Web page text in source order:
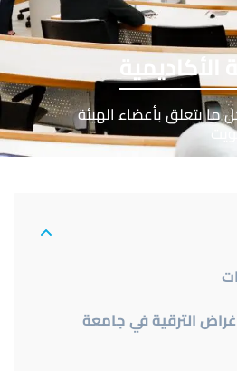
الأكاديمية
يتعلق بأعضاء الهيئة
الترقية في جامعة